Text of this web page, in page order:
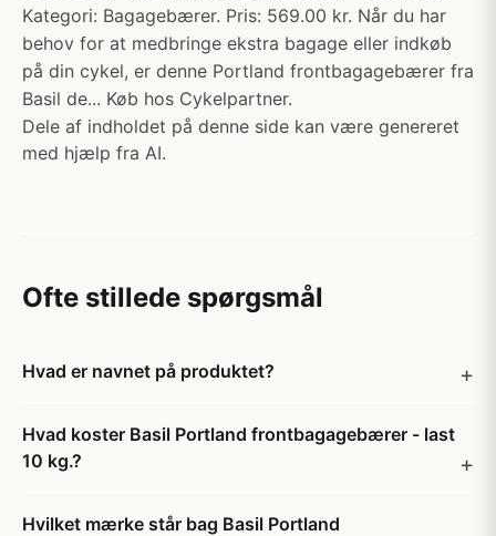
Kategori: Bagagebærer. Pris: 569.00 kr. Når du har
behov for at medbringe ekstra bagage eller indkøb
på din cykel, er denne Portland frontbagagebærer fra
Basil de... Køb hos Cykelpartner.
Dele af indholdet på denne side kan være genereret
med hjælp fra AI.
Ofte stillede spørgsmål
Hvad er navnet på produktet?
Hvad koster Basil Portland frontbagagebærer - last
10 kg.?
Hvilket mærke står bag Basil Portland